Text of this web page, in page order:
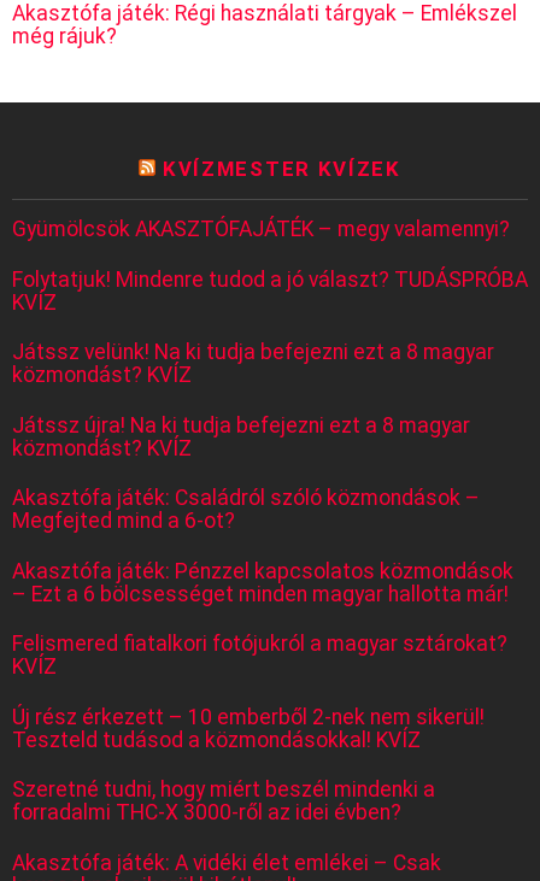
Akasztófa játék: Régi használati tárgyak – Emlékszel
még rájuk?
KVÍZMESTER KVÍZEK
Gyümölcsök AKASZTÓFAJÁTÉK – megy valamennyi?
Folytatjuk! Mindenre tudod a jó választ? TUDÁSPRÓBA
KVÍZ
Játssz velünk! Na ki tudja befejezni ezt a 8 magyar
közmondást? KVÍZ
Játssz újra! Na ki tudja befejezni ezt a 8 magyar
közmondást? KVÍZ
Akasztófa játék: Családról szóló közmondások –
Megfejted mind a 6-ot?
Akasztófa játék: Pénzzel kapcsolatos közmondások
– Ezt a 6 bölcsességet minden magyar hallotta már!
Felismered fiatalkori fotójukról a magyar sztárokat?
KVÍZ
Új rész érkezett – 10 emberből 2-nek nem sikerül!
Teszteld tudásod a közmondásokkal! KVÍZ
Szeretné tudni, hogy miért beszél mindenki a
forradalmi THC-X 3000-ről az idei évben?
Akasztófa játék: A vidéki élet emlékei – Csak